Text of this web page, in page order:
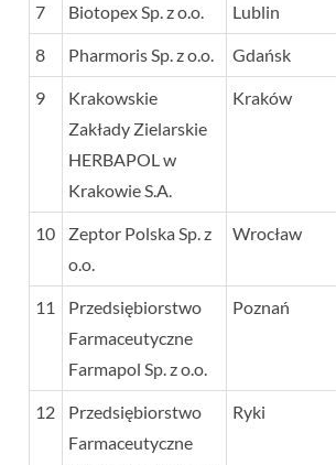
7 Biotopex Sp. z o.o. Lublin
8 Pharmoris Sp. z o.o. Gdańsk
9
Krakowskie
Zakłady Zielarskie
HERBAPOL w
Krakowie S.A.
Kraków
10
Zeptor Polska Sp. z
o.o.
Wrocław
11
Przedsiębiorstwo
Farmaceutyczne
Farmapol Sp. z o.o.
Poznań
12
Przedsiębiorstwo
Farmaceutyczne
Ryki